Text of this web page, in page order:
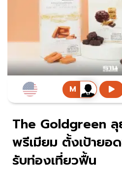
The Goldgreen
พรีเมียม ตั้งเป้ายอ
รับท่องเที่ยวฟื้น